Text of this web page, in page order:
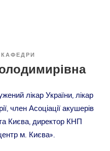
лікар України, лікар
член Асоціації акушерів
Києва, директор КНП
м. Києва».